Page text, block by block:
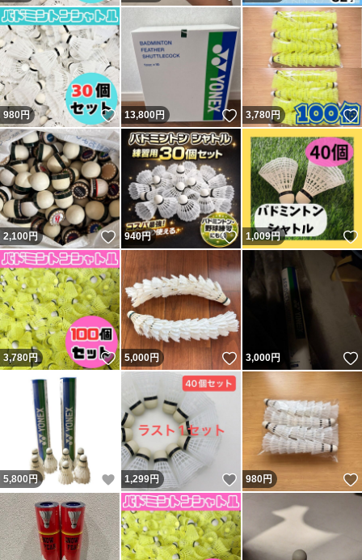
980円 いいね！
13,800円 いいね！
3,780円
2,100円 いいね！
940円 いいね！
1,009円
3,780円 いいね！
5,000円 いいね！
3,000円
5,800 円 いいね！
1,299円 いいね！
980円